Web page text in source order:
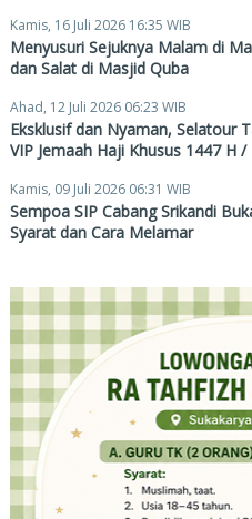
Kamis, 16 Juli 2026 16:35 WIB
Menyusuri Sejuknya Malam di
dan Salat di Masjid Quba
Ahad, 12 Juli 2026 06:23 WIB
Eksklusif dan Nyaman, Selatour
VIP Jemaah Haji Khusus 1447 H
Kamis, 09 Juli 2026 06:31 WIB
Sempoa SIP Cabang Srikandi
Syarat dan Cara Melamar